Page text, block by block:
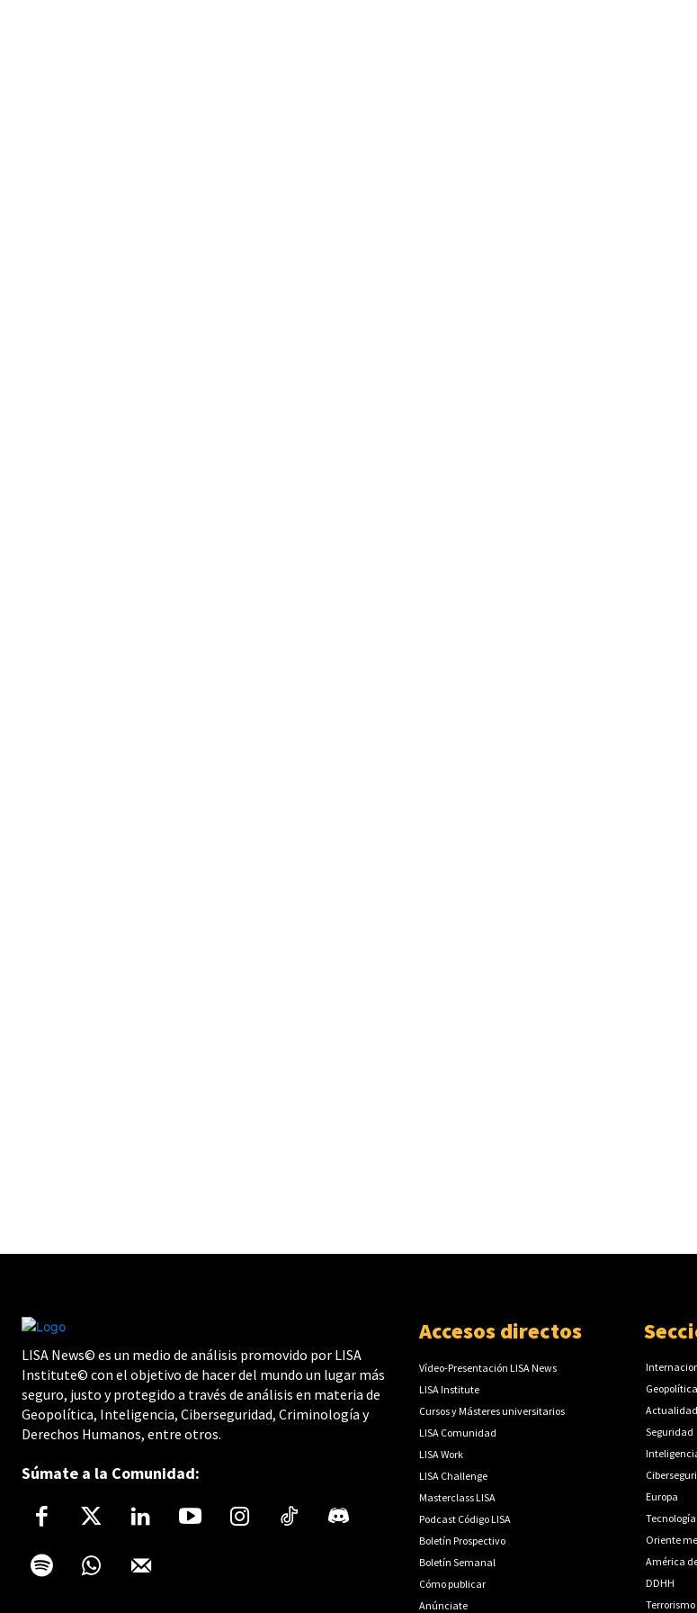
LISA News© es un medio de análisis promovido por LISA
Institute© con el objetivo de hacer del mundo un lugar más
seguro, justo y protegido a través de análisis en materia de
Geopolítica, Inteligencia, Ciberseguridad, Criminología y
Derechos Humanos, entre otros.
Súmate a la Comunidad:
Accesos directos
Vídeo-Presentación LISA News
LISA Institute
Cursos y Másteres universitarios
LISA Comunidad
LISA Work
LISA Challenge
Masterclass LISA
Podcast Código LISA
Boletín Prospectivo
Boletín Semanal
Cómo publicar
Anúnciate
Geopolítica
Actualidad
Seguridad
Europa
Tecnología
Oriente
América
DDHH
Terrorismo